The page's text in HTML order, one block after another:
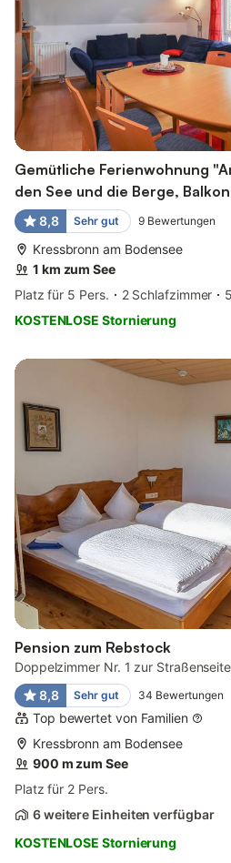
Gemütliche Ferienwohnung
den See und die Berge,
8,8 Sehr gut 9 Bewertungen
Kressbronn am Bodensee
1 km zum See
Platz für 5 Pers.
2 Schlafzimmer
KOSTENLOSE Stornierung
Pension zum Rebstock
Doppelzimmer Nr. 1 zur
8,8
Sehr gut 34 Bewertungen
Top bewertet von Familien
Kressbronn am Bodensee
900 m zum See
Platz für 2 Pers.
6 weitere Einheiten verfügbar
KOSTENLOSE Stornierung